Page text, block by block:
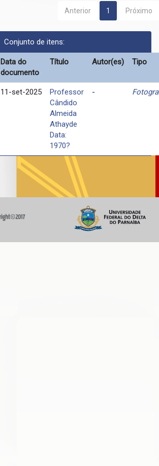
Anterior 1 Próximo
Conjunto de itens:
Data do
documento
Título Autor(es) Tipo
11-set-2025
Professor
Cândido
Almeida
Athayde
Data:
1970?
-